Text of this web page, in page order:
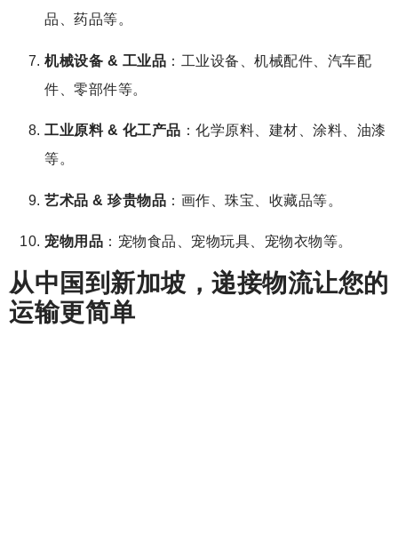
品、药品等。
机械设备 & 工业品 ：工业设备、机械配件、汽车配
件、零部件等。
工业原料 & 化工产品 ：化学原料、建材、涂料、油漆
等。
艺术品 & 珍贵物品 ：画作、珠宝、收藏品等。
宠物用品 ：宠物食品、宠物玩具、宠物衣物等。
从中国到新加坡，递接物流让您的
运输更简单